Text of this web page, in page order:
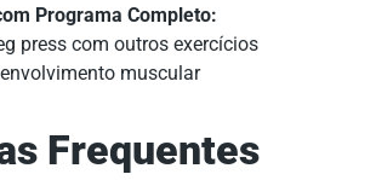
Programa Completo:
press com outros exercícios
muscular
Frequentes